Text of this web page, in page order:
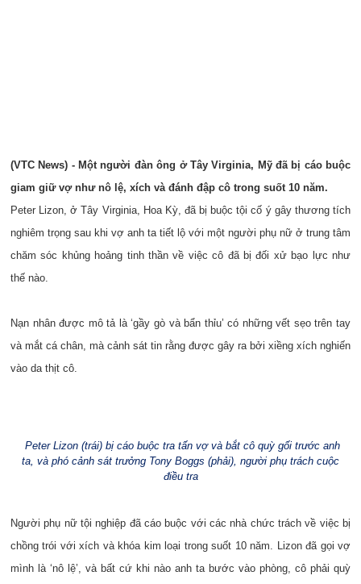
(VTC News) - Một người đàn ông ở Tây Virginia, Mỹ đã bị cáo buộc
giam giữ vợ như nô lệ, xích và đánh đập cô trong suốt 10 năm.
Peter Lizon, ở Tây Virginia, Hoa Kỳ, đã bị buộc tội cố ý gây thương tích
nghiêm trọng sau khi vợ anh ta tiết lộ với một người phụ nữ ở trung tâm
chăm sóc khủng hoảng tinh thần về việc cô đã bị đối xử bạo lực như
thế nào.
Nạn nhân được mô tả là ‘gầy gò và bẩn thỉu’ có những vết sẹo trên tay
và mắt cá chân, mà cảnh sát tin rằng được gây ra bởi xiềng xích nghiến
vào da thịt cô.
Peter Lizon (trái) bị cáo buộc tra tấn vợ và bắt cô quỳ gối trước anh
ta, và phó cảnh sát trưởng Tony Boggs (phải), người phụ trách cuộc
điều tra
Người phụ nữ tội nghiệp đã cáo buộc với các nhà chức trách về việc bị
chồng trói với xích và khóa kim loại trong suốt 10 năm. Lizon đã gọi vợ
mình là ‘nô lệ’, và bất cứ khi nào anh ta bước vào phòng, cô phải quỳ